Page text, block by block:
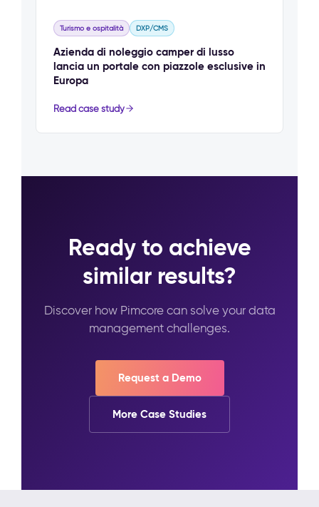
Turismo e ospitalità DXP/CMS
Azienda di noleggio camper di lusso
lancia un portale con piazzole esclusive in
Europa
Read case study
Ready to achieve
similar results?
Discover how Pimcore can solve your data
management challenges.
Request a Demo
More Case Studies